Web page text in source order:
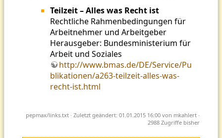
Teilzeit – Alles was Recht ist
Rechtliche Rahmenbedingungen für
Arbeitnehmer und Arbeitgeber
Herausgeber: Bundesministerium für
Arbeit und Soziales
http://www.bmas.de/DE/Service/Pu
blikationen/a263-teilzeit-alles-was-
recht-ist.html
pepmax/links.txt · Zuletzt geändert: 01.01.2015 16:00 von mkahlert ·
2988 Zugriffe bisher